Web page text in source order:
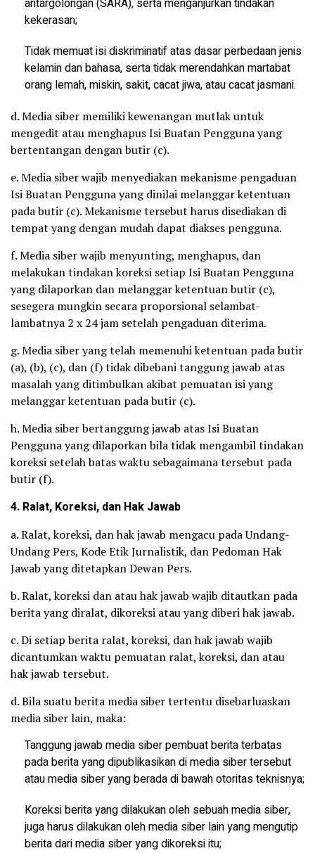
antargolongan (SARA), serta menganjurkan tindakan
kekerasan;
Tidak memuat isi diskriminatif atas dasar perbedaan jenis
kelamin dan bahasa, serta tidak merendahkan martabat
orang lemah, miskin, sakit, cacat jiwa, atau cacat jasmani.
d. Media siber memiliki kewenangan mutlak untuk
mengedit atau menghapus Isi Buatan Pengguna yang
bertentangan dengan butir (c).
e. Media siber wajib menyediakan mekanisme pengaduan
Isi Buatan Pengguna yang dinilai melanggar ketentuan
pada butir (c). Mekanisme tersebut harus disediakan di
tempat yang dengan mudah dapat diakses pengguna.
f. Media siber wajib menyunting, menghapus, dan
melakukan tindakan koreksi setiap Isi Buatan Pengguna
yang dilaporkan dan melanggar ketentuan butir (c),
sesegera mungkin secara proporsional selambat-
lambatnya 2 x 24 jam setelah pengaduan diterima.
g. Media siber yang telah memenuhi ketentuan pada butir
(a), (b), (c), dan (f) tidak dibebani tanggung jawab atas
masalah yang ditimbulkan akibat pemuatan isi yang
melanggar ketentuan pada butir (c).
h. Media siber bertanggung jawab atas Isi Buatan
Pengguna yang dilaporkan bila tidak mengambil tindakan
koreksi setelah batas waktu sebagaimana tersebut pada
butir (f).
4. Ralat, Koreksi, dan Hak Jawab
a. Ralat, koreksi, dan hak jawab mengacu pada Undang-
Undang Pers, Kode Etik Jurnalistik, dan Pedoman Hak
Jawab yang ditetapkan Dewan Pers.
b. Ralat, koreksi dan atau hak jawab wajib ditautkan pada
berita yang diralat, dikoreksi atau yang diberi hak jawab.
c. Di setiap berita ralat, koreksi, dan hak jawab wajib
dicantumkan waktu pemuatan ralat, koreksi, dan atau
hak jawab tersebut.
d. Bila suatu berita media siber tertentu disebarluaskan
media siber lain, maka:
Tanggung jawab media siber pembuat berita terbatas
pada berita yang dipublikasikan di media siber tersebut
atau media siber yang berada di bawah otoritas teknisnya;
Koreksi berita yang dilakukan oleh sebuah media siber,
juga harus dilakukan oleh media siber lain yang mengutip
berita dari media siber yang dikoreksi itu;